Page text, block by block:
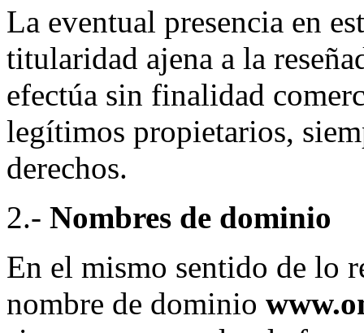
La eventual presencia en
titularidad ajena a la
efectúa sin finalidad
legítimos propietarios,
derechos.
2.- Nombres de dominio
En el mismo sentido de lo
nombre de dominio